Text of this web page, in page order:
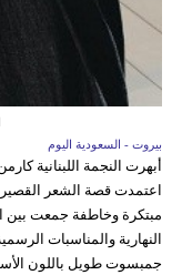
بيروت - السعودية اليوم
أبهرت النجمة اللبنانية
اعتمدت قصة الشعر القصير
مبتكرة وخاطفة جمعت بين
النهارية والمناسبات
جمبسوت طويل باللون